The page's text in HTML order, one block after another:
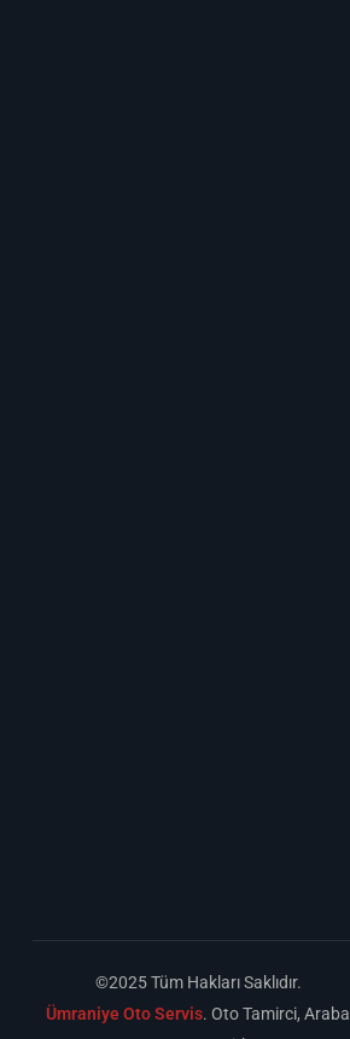
©2025 Tüm Hakları Saklıdır.
Ümraniye Oto Servis. Oto Tamirci, Araba